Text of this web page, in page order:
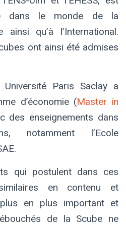
dans le monde de la
qu’à l’International.
ont ainsi été admises
Paris Saclay a
d’économie (Master in
des enseignements dans
notamment l’Ecole
qui postulent dans ces
en contenu et
en plus important et
de la Scube ne